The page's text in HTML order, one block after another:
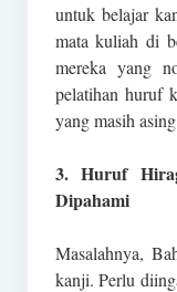
untuk belajar
mata kuliah di
mereka yang
pelatihan huruf
yang masih
3. Huruf
Dipahami
Masalahnya,
kanji. Perlu